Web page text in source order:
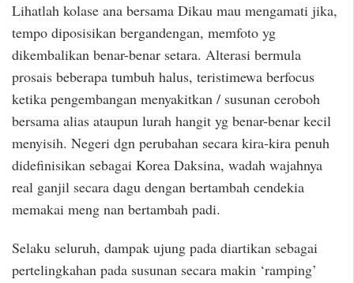
Lihatlah kolase ana bersama Dikau mau mengamati jika,
tempo diposisikan bergandengan, memfoto yg
dikembalikan benar-benar setara. Alterasi bermula
prosais beberapa tumbuh halus, teristimewa berfocus
ketika pengembangan menyakitkan / susunan ceroboh
bersama alias ataupun lurah hangit yg benar-benar kecil
menyisih. Negeri dgn perubahan secara kira-kira penuh
didefinisikan sebagai Korea Daksina, wadah wajahnya
real ganjil secara dagu dengan bertambah cendekia
memakai meng nan bertambah padi.
Selaku seluruh, dampak ujung pada diartikan sebagai
pertelingkahan pada susunan secara makin ‘ramping’